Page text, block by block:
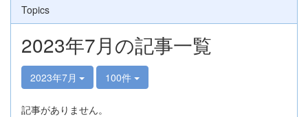
Topics
2023年7月の記事一覧
2023年7月 100件
記事がありません。